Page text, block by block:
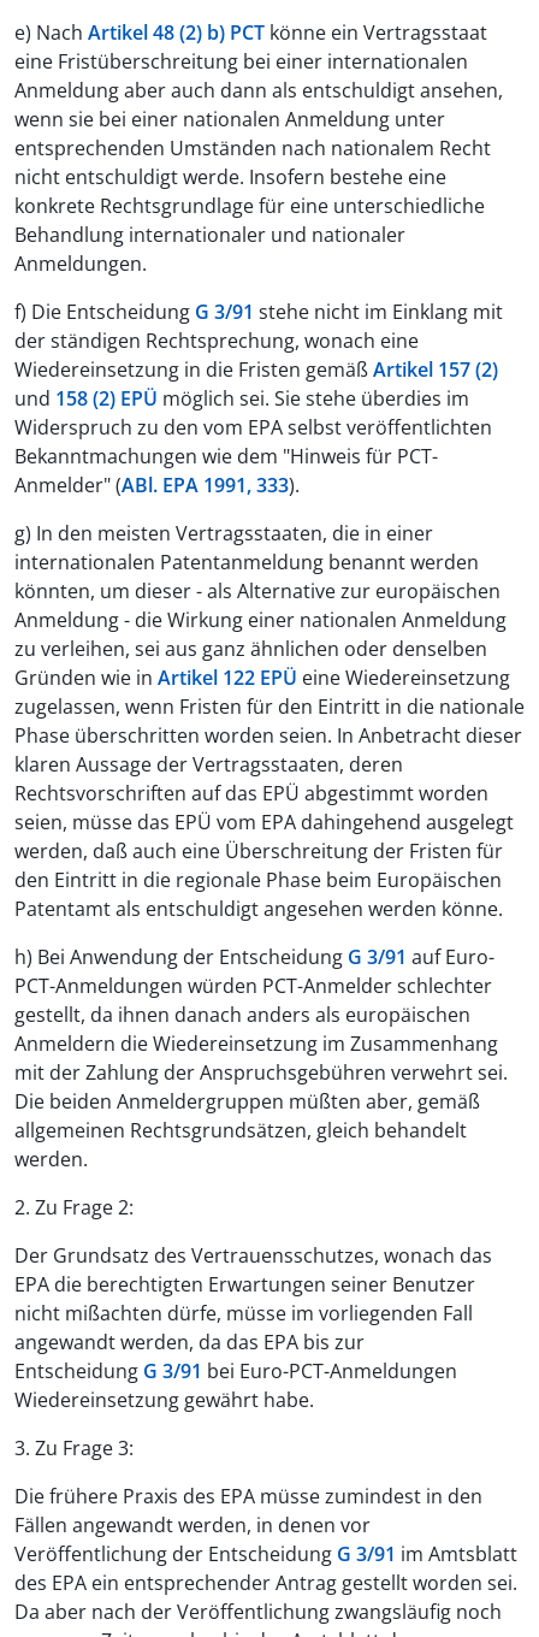
e) Nach Artikel 48 (2) b) PCT könne ein Vertragsstaat
eine Fristüberschreitung bei einer internationalen
Anmeldung aber auch dann als entschuldigt ansehen,
wenn sie bei einer nationalen Anmeldung unter
entsprechenden Umständen nach nationalem Recht
nicht entschuldigt werde. Insofern bestehe eine
konkrete Rechtsgrundlage für eine unterschiedliche
Behandlung internationaler und nationaler
Anmeldungen.
f) Die Entscheidung G 3/91 stehe nicht im Einklang mit
der ständigen Rechtsprechung, wonach eine
Wiedereinsetzung in die Fristen gemäßArtikel 157 (2)
und 158 (2) EPÜ möglich sei. Sie stehe überdies im
Widerspruch zu den vom EPA selbst veröffentlichten
Bekanntmachungen wie dem "Hinweis für PCT-
Anmelder" (ABl. EPA 1991, 333).
g) In den meisten Vertragsstaaten, die in einer
internationalen Patentanmeldung benannt werden
könnten, um dieser - als Alternative zur europäischen
Anmeldung - die Wirkung einer nationalen Anmeldung
zu verleihen, sei aus ganz ähnlichen oder denselben
Gründen wie in Artikel 122 EPÜ eine Wiedereinsetzung
zugelassen, wenn Fristen für den Eintritt in die nationale
Phase überschritten worden seien. In Anbetracht dieser
klaren Aussage der Vertragsstaaten, deren
Rechtsvorschriften auf das EPÜ abgestimmt worden
seien, müsse das EPÜ vom EPA dahingehend ausgelegt
werden, daß auch eine Überschreitung der Fristen für
den Eintritt in die regionale Phase beim Europäischen
Patentamt als entschuldigt angesehen werden könne.
h) Bei Anwendung der Entscheidung G 3/91 auf Euro-
PCT-Anmeldungen würden PCT-Anmelder schlechter
gestellt, da ihnen danach anders als europäischen
Anmeldern die Wiedereinsetzung im Zusammenhang
mit der Zahlung der Anspruchsgebühren verwehrt sei.
Die beiden Anmeldergruppen müßten aber, gemäß
allgemeinen Rechtsgrundsätzen, gleich behandelt
werden.
2. Zu Frage 2:
Der Grundsatz des Vertrauensschutzes, wonach das
EPA die berechtigten Erwartungen seiner Benutzer
nicht mißachten dürfe, müsse im vorliegenden Fall
angewandt werden, da das EPA bis zur
Entscheidung G 3/91 bei Euro-PCT-Anmeldungen
Wiedereinsetzung gewährt habe.
3. Zu Frage 3:
Die frühere Praxis des EPA müsse zumindest in den
Fällen angewandt werden, in denen vor
Veröffentlichung der Entscheidung G 3/91 im Amtsblatt
des EPA ein entsprechender Antrag gestellt worden sei.
Da aber nach der Veröffentlichung zwangsläufig noch